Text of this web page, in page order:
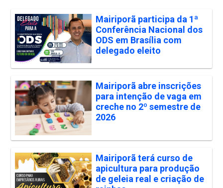
Mairiporã participa da 1ª
Conferência Nacional dos
ODS em Brasília com
delegado eleito
Mairiporã abre inscrições
para intenção de vaga em
creche no 2º semestre de
2026
Mairiporã terá curso de
apicultura para produção
de geleia real e criação de